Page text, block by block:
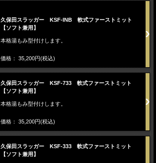
久保田スラッガー KSF-INB 軟式ファーストミット
【ソフト兼用】
本格湯もみ型付けします。
価格： 35,200円(税込)
久保田スラッガー KSF-733 軟式ファーストミット
【ソフト兼用】
本格湯もみ型付けします。
価格： 35,200円(税込)
久保田スラッガー KSF-333 軟式ファーストミット
【ソフト兼用】